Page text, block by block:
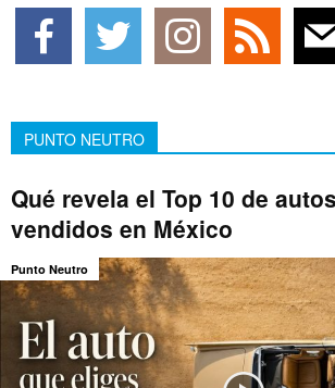
PUNTO NEUTRO
Qué revela el Top 10 de
vendidos en México
Punto Neutro